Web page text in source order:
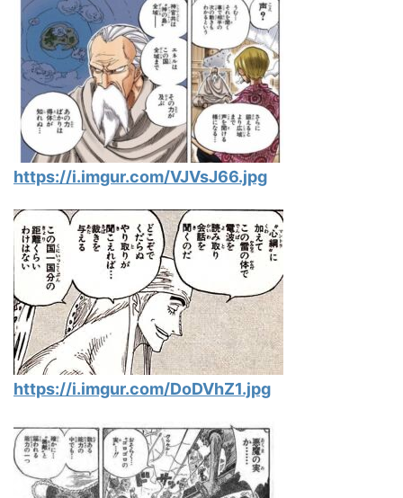
https://i.imgur.com/VJVsJ66.jpg
https://i.imgur.com/DoDVhZ1.jpg